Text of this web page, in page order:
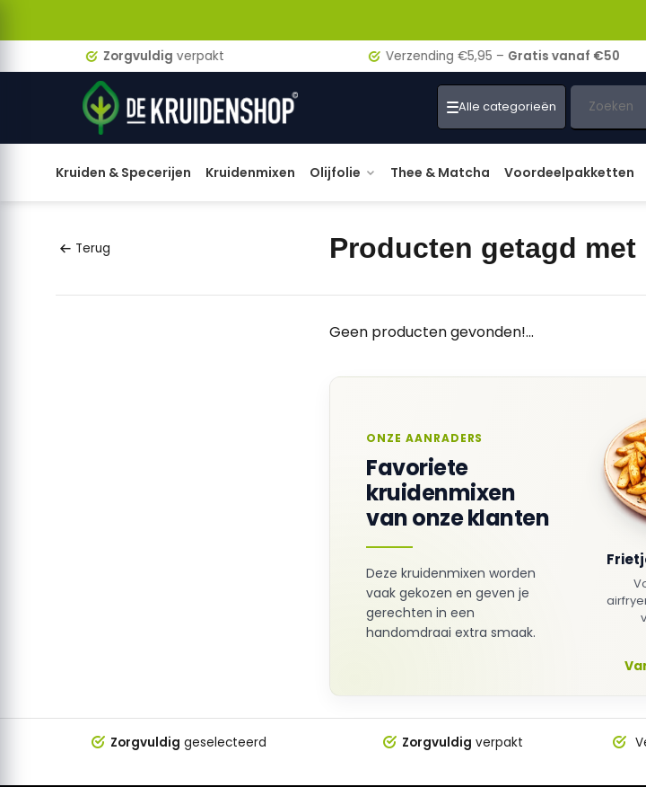
Zorgvuldigverpakt Verzending €5,95 –Gratis vanaf €50
Alle categorieën
Kruiden & Specerijen Kruidenmixen Olijfolie Thee & Matcha Voordeelpakketten
Terug Producten getagd met
Geen producten gevonden!...
ONZE AANRADERS
Favoriete
kruidenmixen
van onze klanten
Deze kruidenmixen worden
vaak gekozen en geven je
gerechten in een
handomdraai extra smaak.
Zorgvuldig geselecteerd Zorgvuldig verpakt